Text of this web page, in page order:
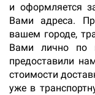
и оформляется
Вами адреса.
вашем городе,
Вами лично по
предоставили
стоимости
уже в